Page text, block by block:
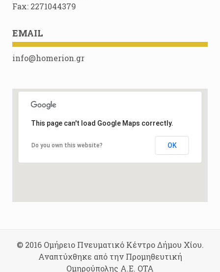
Fax: 2271044379
EMAIL
info@homerion.gr
This page can't load Google Maps correctly.
Do you own this website? OK
© 2016 Ομήρειο Πνευματικό Κέντρο Δήμου Χίου.
Αναπτύχθηκε από την Προμηθευτική
Ομηρούπολης Α.Ε. ΟΤΑ